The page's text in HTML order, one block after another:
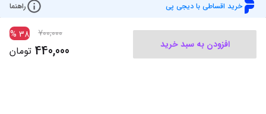
خرید اقساطی با دیجی پی راهنما
افزودن به سبد خرید
700,000
38
%
440,000 تومان